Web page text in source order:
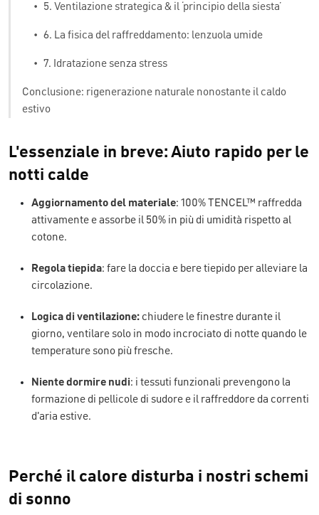
• 5. Ventilazione strategica & il ‘principio della siesta’
• 6. La fisica del raffreddamento: lenzuola umide
• 7. Idratazione senza stress
Conclusione: rigenerazione naturale nonostante il caldo
estivo
L'essenziale in breve: Aiuto rapido per le
notti calde
Aggiornamento del materiale: 100% TENCEL™ raffredda
attivamente e assorbe il 50% in più di umidità rispetto al
cotone.
Regola tiepida: fare la doccia e bere tiepido per alleviare la
circolazione.
Logica di ventilazione: chiudere le finestre durante il
giorno, ventilare solo in modo incrociato di notte quando le
temperature sono più fresche.
Niente dormire nudi: i tessuti funzionali prevengono la
formazione di pellicole di sudore e il raffreddore da correnti
d'aria estive.
Perché il calore disturba i nostri schemi
di sonno